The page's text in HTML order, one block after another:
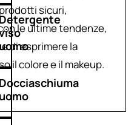
Detergente
Docciaschiuma
uomo
sicuri,
le ultime tendenze,
di esprimere la
il colore e il makeup.